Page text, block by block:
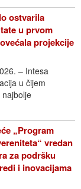
ostvarila
u prvom
projekcije
– Intesa
u čijem
„Program
vredan
za podršku
i inovacijama